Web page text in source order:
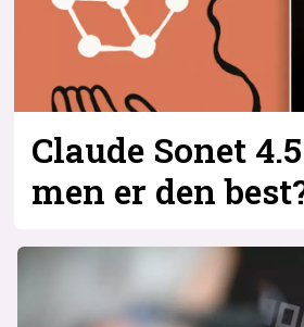
Claude Sonet
men er den